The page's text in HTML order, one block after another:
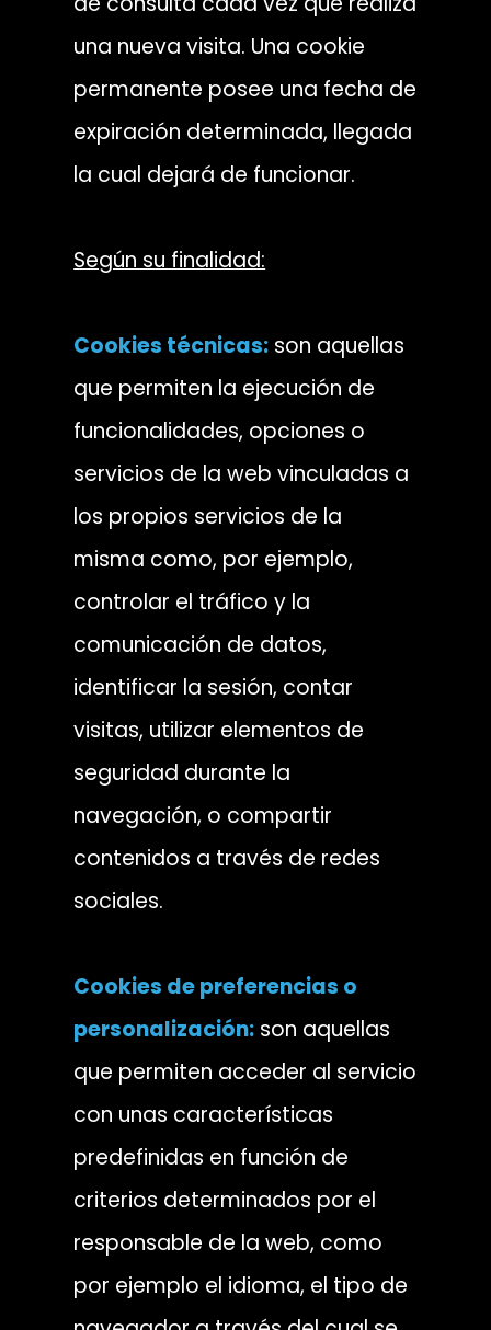
una nueva visita. Una cookie
permanente posee una fecha de
expiración determinada, llegada
la cual dejará de funcionar.
Según su finalidad:
Cookies técnicas: son aquellas
que permiten la ejecución de
funcionalidades, opciones o
servicios de la web vinculadas a
los propios servicios de la
misma como, por ejemplo,
controlar el tráfico y la
comunicación de datos,
identificar la sesión, contar
visitas, utilizar elementos de
seguridad durante la
navegación, o compartir
contenidos a través de redes
sociales.
Cookies de preferencias o
personalización: son aquellas
que permiten acceder al servicio
con unas características
predefinidas en función de
criterios determinados por el
responsable de la web, como
por ejemplo el idioma, el tipo de